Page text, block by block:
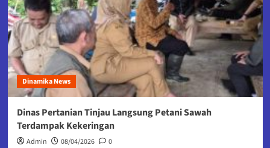
Dinamika News
Dinas Pertanian Tinjau Langsung Petani Sawah
Terdampak Kekeringan
Admin 08/04/2026 0